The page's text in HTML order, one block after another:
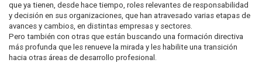
que ya tienen, desde hace tiempo, roles relevantes de responsabilidad
y decisión en sus organizaciones, que han atravesado varias etapas de
avances y cambios, en distintas empresas y sectores.
Pero también con otras que están buscando una formación directiva
más profunda que les renueve la mirada y les habilite una transición
hacia otras áreas de desarrollo profesional.